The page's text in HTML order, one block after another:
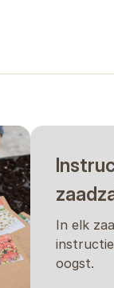
In elk
oogst.